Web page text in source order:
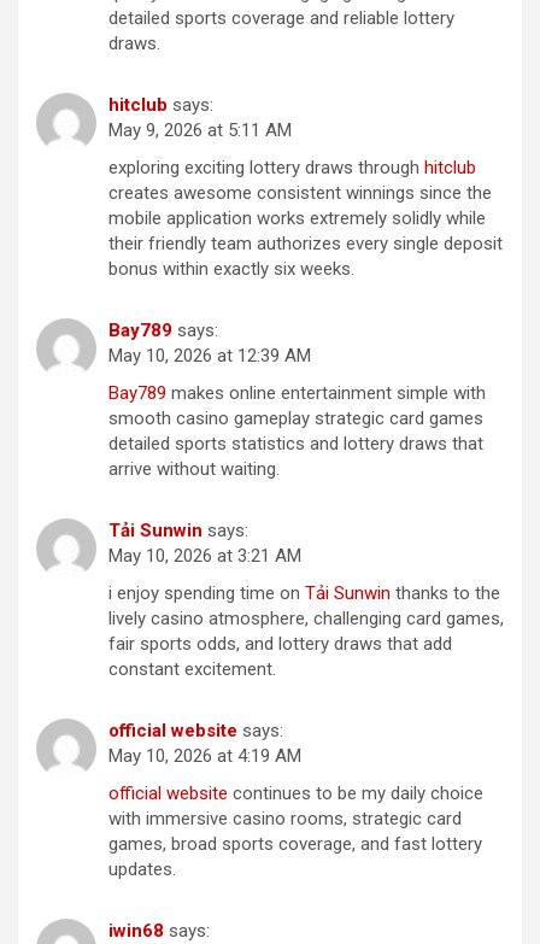
detailed sports coverage and reliable lottery
draws.
h​i​tclub says:
May 9, 2026 at 5:11 AM
exploring exciting lottery draws through h​it​cl​u​b
creates awesome consistent winnings since the
mobile application works extremely solidly while
their friendly team authorizes every single deposit
bonus within exactly six weeks.
B​a​y7​8​9 says:
May 10, 2026 at 12:39 AM
Ba​y​7​89 makes online entertainment simple with
smooth casino gameplay strategic card games
detailed sports statistics and lottery draws that
arrive without waiting.
T​ải​ S​un​w​in says:
May 10, 2026 at 3:21 AM
i enjoy spending time on T​ả​i ​S​unw​i​n thanks to the
lively casino atmosphere, challenging card games,
fair sports odds, and lottery draws that add
constant excitement.
of​f​i​c​i​al ​w​eb​site says:
May 10, 2026 at 4:19 AM
o​ffi​c​i​al​ ​webs​i​t​e continues to be my daily choice
with immersive casino rooms, strategic card
games, broad sports coverage, and fast lottery
updates.
iwin​68 says: